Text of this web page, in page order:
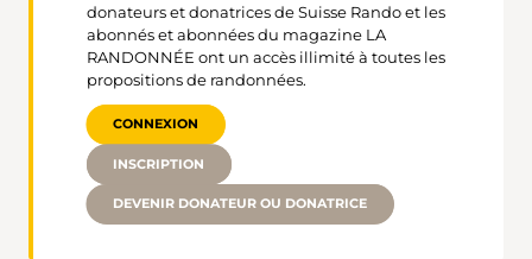
donateurs et donatrices de Suisse Rando et les
abonnés et abonnées du magazine LA
RANDONNÉE ont un accès illimité à toutes les
propositions de randonnées.
CONNEXION
INSCRIPTION
DEVENIR DONATEUR OU DONATRICE